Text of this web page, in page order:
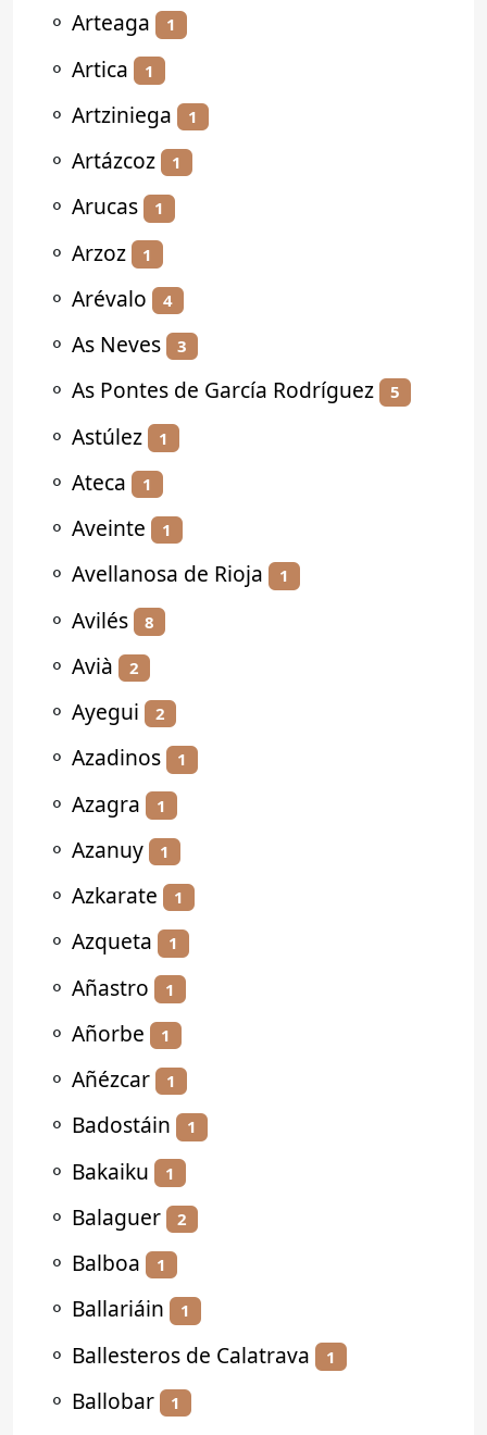
⚬ Arteaga 1
⚬ Artica 1
⚬ Artziniega 1
⚬ Artázcoz 1
⚬ Arucas 1
⚬ Arzoz 1
⚬ Arévalo 4
⚬ As Neves 3
⚬ As Pontes de García Rodríguez 5
⚬ Astúlez 1
⚬ Ateca 1
⚬ Aveinte 1
⚬ Avellanosa de Rioja 1
⚬ Avilés 8
⚬ Avià 2
⚬ Ayegui 2
⚬ Azadinos 1
⚬ Azagra 1
⚬ Azanuy 1
⚬ Azkarate 1
⚬ Azqueta 1
⚬ Añastro 1
⚬ Añorbe 1
⚬ Añézcar 1
⚬ Badostáin 1
⚬ Bakaiku 1
⚬ Balaguer 2
⚬ Balboa 1
⚬ Ballariáin 1
⚬ Ballesteros de Calatrava 1
⚬ Ballobar 1